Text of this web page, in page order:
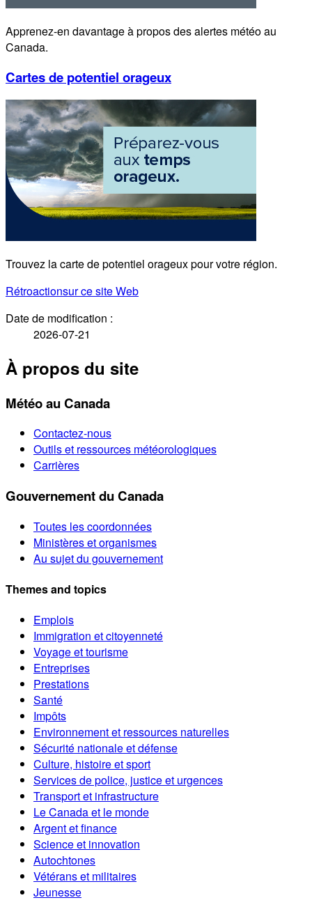
Apprenez-en davantage à propos des alertes météo au
Canada.
Cartes de potentiel orageux
Trouvez la carte de potentiel orageux pour votre région.
Rétroactionsur ce site Web
Date de modification :
2026-07-21
À propos du site
Météo au Canada
Contactez-nous
Outils et ressources météorologiques
Carrières
Gouvernement du Canada
Toutes les coordonnées
Ministères et organismes
Au sujet du gouvernement
Themes and topics
Emplois
Immigration et citoyenneté
Voyage et tourisme
Entreprises
Prestations
Santé
Impôts
Environnement et ressources naturelles
Sécurité nationale et défense
Culture, histoire et sport
Services de police, justice et urgences
Transport et infrastructure
Le Canada et le monde
Argent et finance
Science et innovation
Autochtones
Vétérans et militaires
Jeunesse